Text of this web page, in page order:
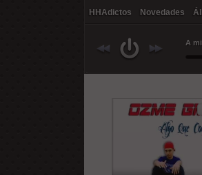
HHAdictos Novedades